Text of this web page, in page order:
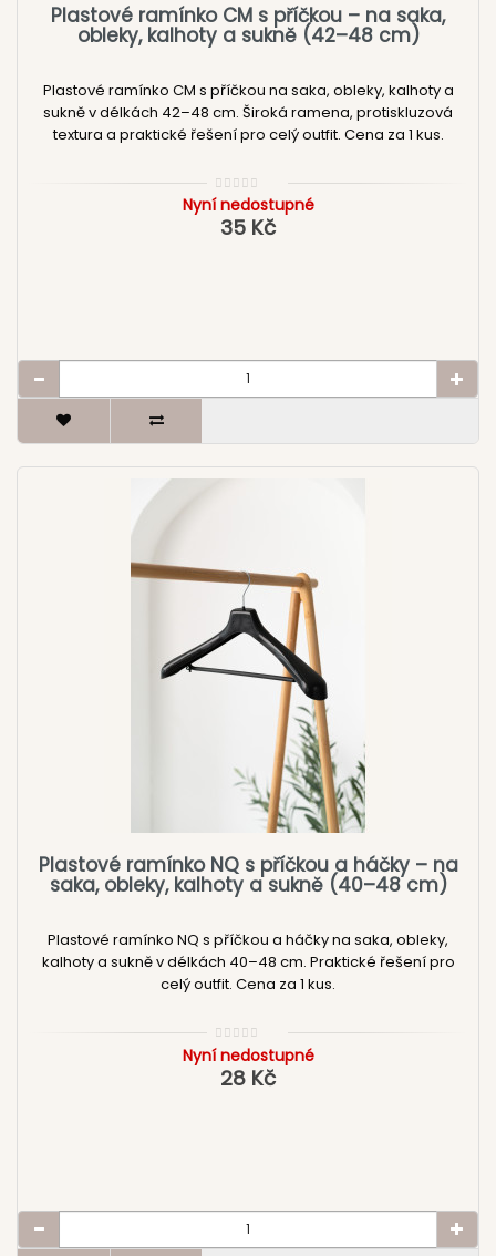
Plastové ramínko CM s příčkou – na saka,
obleky, kalhoty a sukně (42–48 cm)
Plastové ramínko CM s příčkou na saka, obleky, kalhoty a
sukně v délkách 42–48 cm. Široká ramena, protiskluzová
textura a praktické řešení pro celý outfit. Cena za 1 kus.
Nyní nedostupné
35 Kč
Plastové ramínko NQ s příčkou a háčky – na
saka, obleky, kalhoty a sukně (40–48 cm)
Plastové ramínko NQ s příčkou a háčky na saka, obleky,
kalhoty a sukně v délkách 40–48 cm. Praktické řešení pro
celý outfit. Cena za 1 kus.
Nyní nedostupné
28 Kč